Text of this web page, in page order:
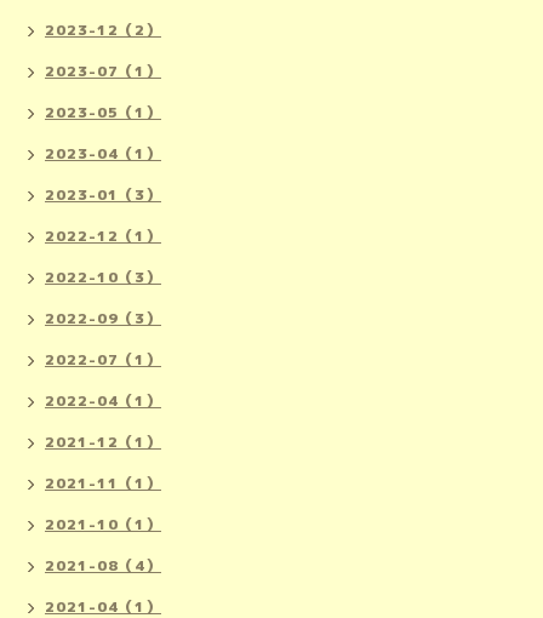
2023-12（2）
2023-07（1）
2023-05（1）
2023-04（1）
2023-01（3）
2022-12（1）
2022-10（3）
2022-09（3）
2022-07（1）
2022-04（1）
2021-12（1）
2021-11（1）
2021-10（1）
2021-08（4）
2021-04（1）